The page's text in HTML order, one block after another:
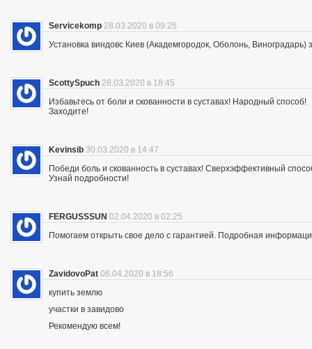
Servicekomp 28.03.2020 в 09:25
Установка виндовс Киев (Академгородок, Оболонь, Виноградарь)
ScottySpuch 28.03.2020 в 18:45
Избавьтесь от боли и скованности в суставах! Народный способ!
Заходите!
Kevinsib 30.03.2020 в 14:47
Победи боль и скованность в суставах! Сверхэффективный
Узнай подробности!
FERGUSSSUN 02.04.2020 в 02:25
Помогаем открыть свое дело с гарантией. Подробная
ZavidovoPat 06.04.2020 в 18:56
купить землю
участки в завидово
Рекомендую всем!